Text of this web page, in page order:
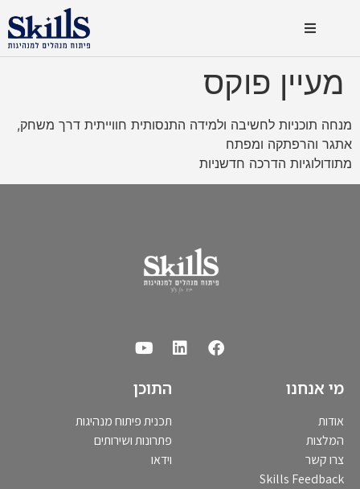
מעיין פוקס
מנחה תוכניות לחשיבה ולמידה התנסותית חווייתית דרך משחק,
אתגר והרפתקה ומפתח
מתודולוגיות הדרכה חדשניות
התוכן
תכנית פיתוח מנהיגות
פתרונות ושירותים
וידאו
מי אנחנו
אודות
המלצות
צרו קשר
Skills Feedback